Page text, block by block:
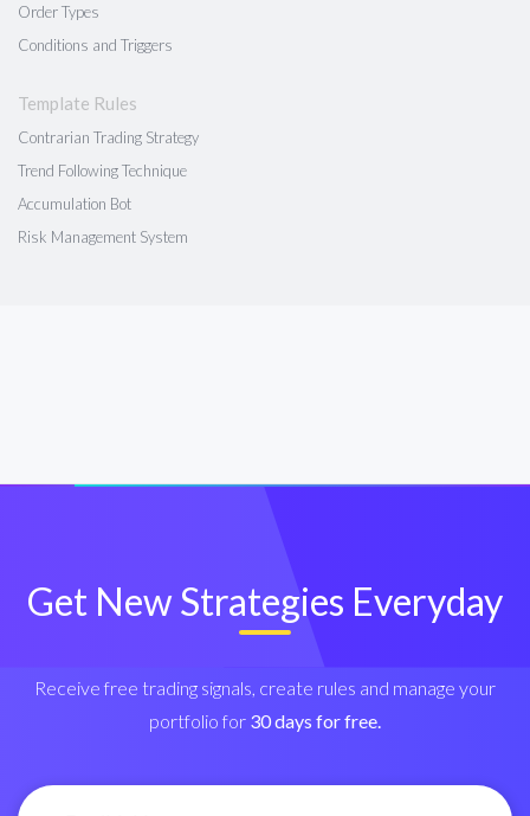
Order Types
Conditions and Triggers
Template Rules
Contrarian Trading Strategy
Trend Following Technique
Accumulation Bot
Risk Management System
Get New Strategies Everyday
Receive free trading signals, create rules and manage your
portfolio for 30 days for free.